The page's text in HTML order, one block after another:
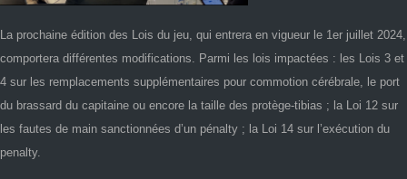
La prochaine édition des Lois du jeu, qui entrera en vigueur le 1er juillet 2024,
comportera différentes modifications. Parmi les lois impactées : les Lois 3 et
4 sur les remplacements supplémentaires pour commotion cérébrale, le port
du brassard du capitaine ou encore la taille des protège-tibias ; la Loi 12 sur
les fautes de main sanctionnées d’un pénalty ; la Loi 14 sur l’exécution du
penalty.